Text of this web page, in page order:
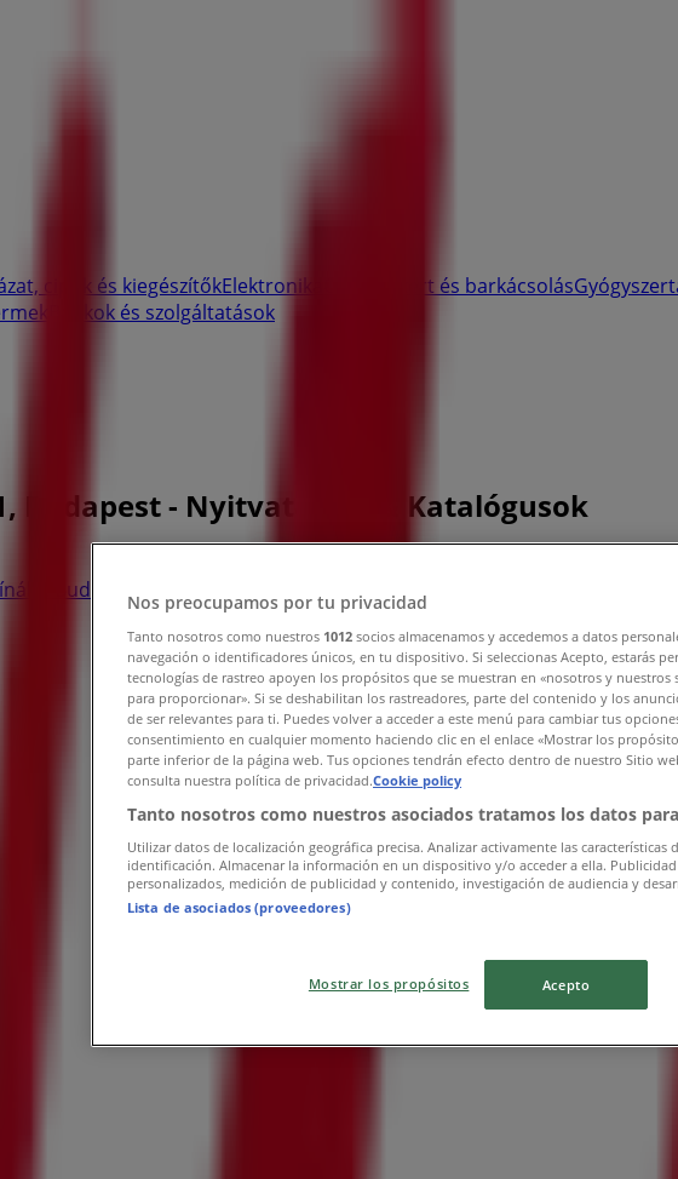
cipők és kiegészítőkElektronika Otthon, kert és barkácsolás
Bankok és szolgáltatások
Budapest - Nyitvatartás & Katalógusok
BudapestenNos preocupamos por tu privacidad
Tanto nosotros como nuestros 1012 socios almacenamos y accedemos a datos
navegación o identificadores únicos, en tu dispositivo. Si seleccionas Acepto, estarás
tecnologías de rastreo apoyen los propósitos que se muestran en «nosotros y nuestros
para proporcionar». Si se deshabilitan los rastreadores, parte del contenido y los
de ser relevantes para ti. Puedes volver a acceder a este menú para cambiar tus
consentimiento en cualquier momento haciendo clic en el enlace «Mostrar los
parte inferior de la página web. Tus opciones tendrán efecto dentro de nuestro Sitio
consulta nuestra política de privacidad.Cookie policy
Tanto nosotros como nuestros asociados tratamos los datos
Utilizar datos de localización geográfica precisa. Analizar activamente las características
identificación. Almacenar la información en un dispositivo y/o acceder a ella.
personalizados, medición de publicidad y contenido, investigación de audiencia y
Lista de asociados (proveedores)
Mostrar los propósitos Acepto